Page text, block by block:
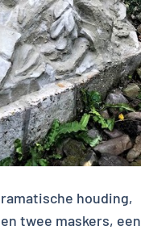
houding,
twee maskers, een